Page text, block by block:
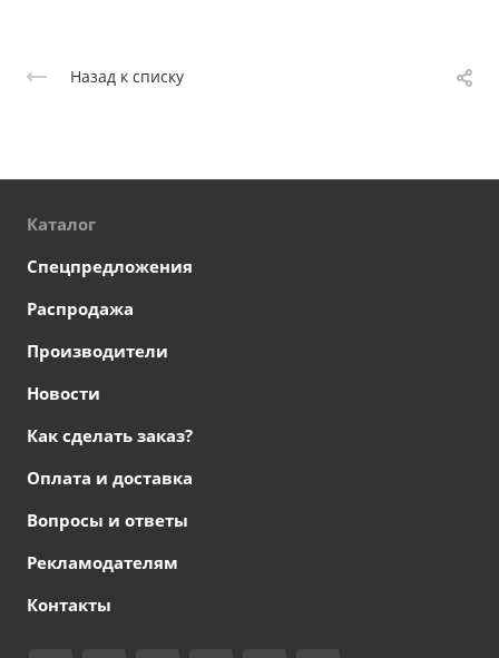
Назад к списку
Каталог
Спецпредложения
Распродажа
Производители
Новости
Как сделать заказ?
Оплата и доставка
Вопросы и ответы
Рекламодателям
Контакты